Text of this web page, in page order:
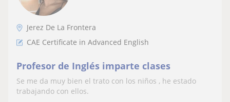
Jerez De La Frontera
CAE Certificate in Advanced English
Profesor de Inglés imparte clases
Se me da muy bien el trato con los niños , he estado
trabajando con ellos.